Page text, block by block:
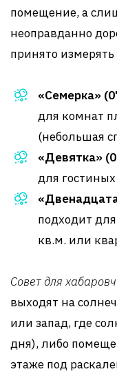
помещение, а
неоправданно
принято
«Семерка»
для комнат
(небольшая
«Девятка»
для
подходит
кв.м. или
Совет для
выходят на
или запад, где
дня), либо
этаже под